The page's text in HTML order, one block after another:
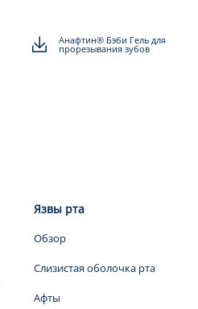
Анафтин® Бэби Гель для
прорезывания зубов
Язвы рта
Обзор
Слизистая оболочка рта
Афты